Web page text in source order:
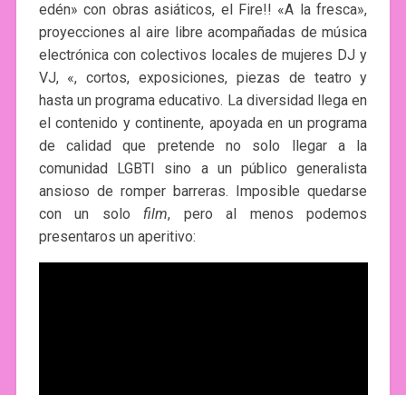
edén» con obras asiáticos, el Fire!! «A la fresca»,
proyecciones al aire libre acompañadas de música
electrónica con colectivos locales de mujeres DJ y
VJ, «, cortos, exposiciones, piezas de teatro y
hasta un programa educativo. La diversidad llega en
el contenido y continente, apoyada en un programa
de calidad que pretende no solo llegar a la
comunidad LGBTI sino a un público generalista
ansioso de romper barreras. Imposible quedarse
con un solofilm, pero al menos podemos
presentaros un aperitivo: